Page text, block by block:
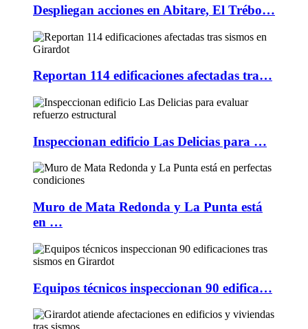
Despliegan acciones en Abitare, El Trébo…
Reportan 114 edificaciones afectadas tra…
Inspeccionan edificio Las Delicias para …
Muro de Mata Redonda y La Punta está
en …
Equipos técnicos inspeccionan 90 edifica…